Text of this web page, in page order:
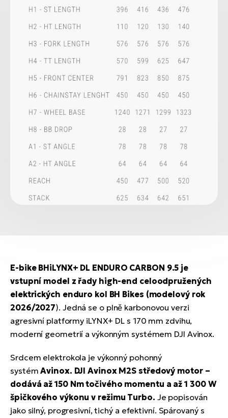
E-bike BHiLYNX+ DL ENDURO CARBON 9.5 je
vstupní model z řady high-end celoodpružených
elektrických enduro kol BH Bikes (modelový rok
2026/2027). Jedná se o plně karbonovou verzi
agresivní platformy iLYNX+ DL s 170 mm zdvihu,
moderní geometrií a výkonným systémem DJI Avinox.
Srdcem elektrokola je výkonný pohonný
systémAvinox. DJI Avinox M2S středový motor –
dodává až150 Nm točivého momentu a až1 300 W
špičkového výkonu v režimu Turbo. Je popisován
jako silný, progresivní, tichý a efektivní. Spárovaný s